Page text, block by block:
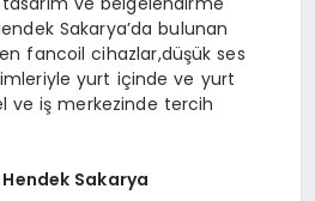
Sakarya’da bulunan
fancoil cihazlar,düşük ses
yurt içinde ve yurt
ve iş merkezinde tercih
Sakarya